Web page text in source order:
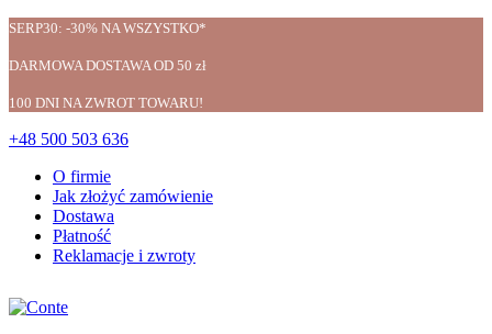
SERP30: -30% NA WSZYSTKO*
DARMOWA DOSTAWA OD 50 zł
100 DNI NA ZWROT TOWARU!
+48 500 503 636
O firmie
Jak złożyć zamówienie
Dostawa
Płatność
Reklamacje i zwroty